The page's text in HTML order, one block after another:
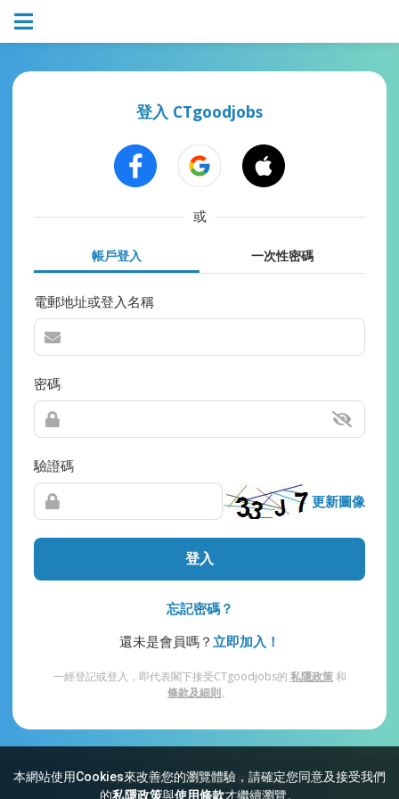
本網站使用Cookies來改善您的瀏覽體驗，請確定您同意及接受我們
的私隱政策與使用條款才繼續瀏覽。
登入 CTgoodjobs
或
帳戶登入 一次性密碼
電郵地址或登入名稱
密碼
驗證碼
更新圖像
登入
忘記密碼？
還未是會員嗎？ 立即加入！
一經登記或登入，即代表閣下接受CTgoodjobs的 私隱政策和
條款及細則。
網站索引 常見問題 私隱 條款及細則